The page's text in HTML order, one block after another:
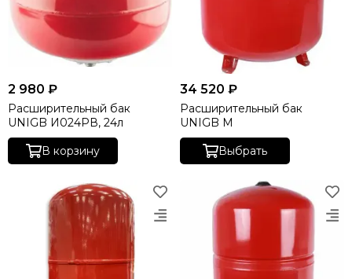
2 980 ₽
Расширительный бак
UNIGB И024РВ, 24л
В корзину
34 520 ₽
Расширительный бак
UNIGB М
Выбрать